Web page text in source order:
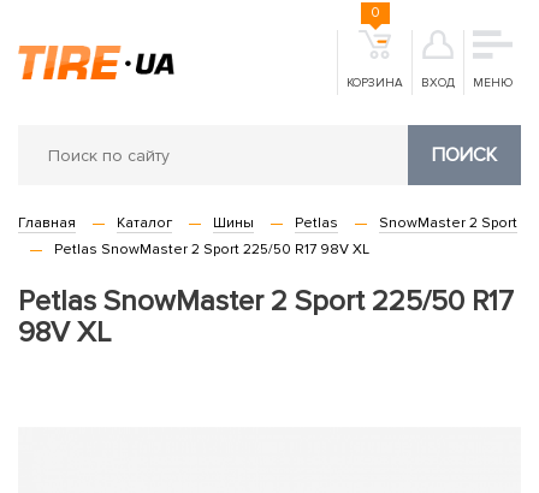
КОРЗИНА
0
ВХОД МЕНЮ
ПОИСК
Главная Каталог Шины Petlas
SnowMaster 2 Sport
Petlas SnowMaster 2 Sport 225/50 R17 98V XL
Petlas SnowMaster 2 Sport 225/50 R17
98V XL